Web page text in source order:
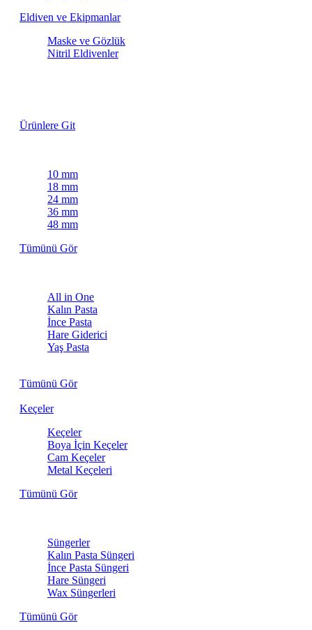
Eldiven ve Ekipmanlar
Maske ve Gözlük
Nitril Eldivenler
Ürünlere Git
10 mm
18 mm
24 mm
36 mm
48 mm
Tümünü Gör
All in One
Kalın Pasta
İnce Pasta
Hare Giderici
Yaş Pasta
Tümünü Gör
Keçeler
Keçeler
Boya İçin Keçeler
Cam Keçeler
Metal Keçeleri
Tümünü Gör
Süngerler
Kalın Pasta Süngeri
İnce Pasta Süngeri
Hare Süngeri
Wax Süngerleri
Tümünü Gör